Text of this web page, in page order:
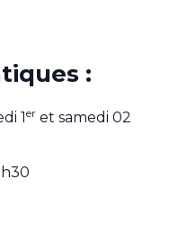
:
1er et samedi 02